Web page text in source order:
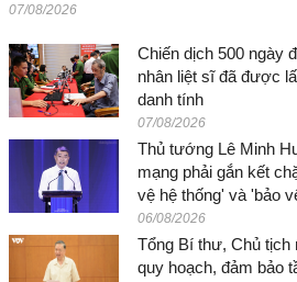
07/08/2026
Chiến dịch 500 ngày
nhân liệt sĩ đã được
danh tính
07/08/2026
Thủ tướng Lê Minh
mạng phải gắn kết
vệ hệ thống' và 'bảo
06/08/2026
Tổng Bí thư, Chủ
quy hoạch, đảm bảo